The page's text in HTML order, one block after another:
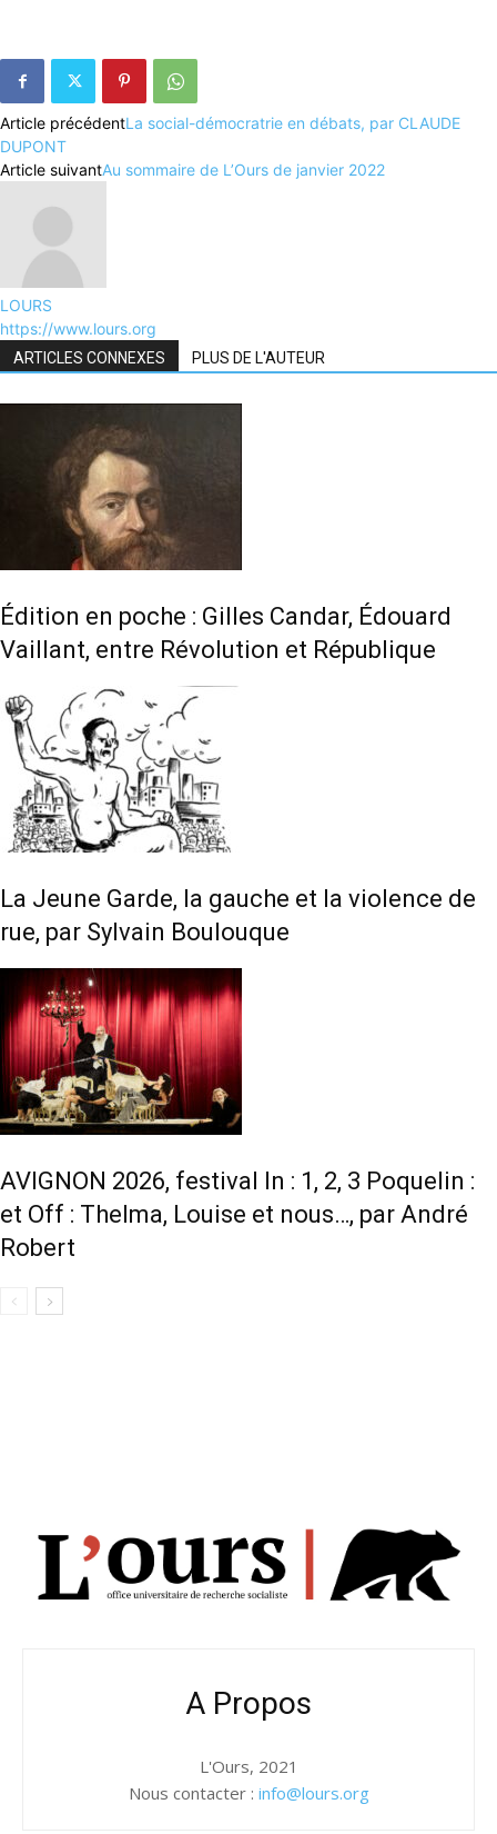
Article précédentLa social-démocratrie en débats, par CLAUDE
DUPONT
Article suivantAu sommaire de L’Ours de janvier 2022
LOURS
https://www.lours.org
ARTICLES CONNEXES PLUS DE L'AUTEUR
Édition en poche : Gilles Candar, Édouard
Vaillant, entre Révolution et République
La Jeune Garde, la gauche et la violence de
rue, par Sylvain Boulouque
AVIGNON 2026, festival In : 1, 2, 3 Poquelin :
et Off : Thelma, Louise et nous…, par André
Robert
A Propos
L'Ours, 2021
Nous contacter : info@lours.org